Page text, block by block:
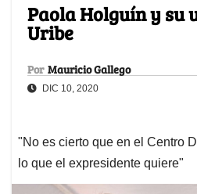
Paola Holguín y su
Uribe
Por Mauricio Gallego
DIC 10, 2020
"No es cierto que en el Centro
lo que el expresidente quiere"